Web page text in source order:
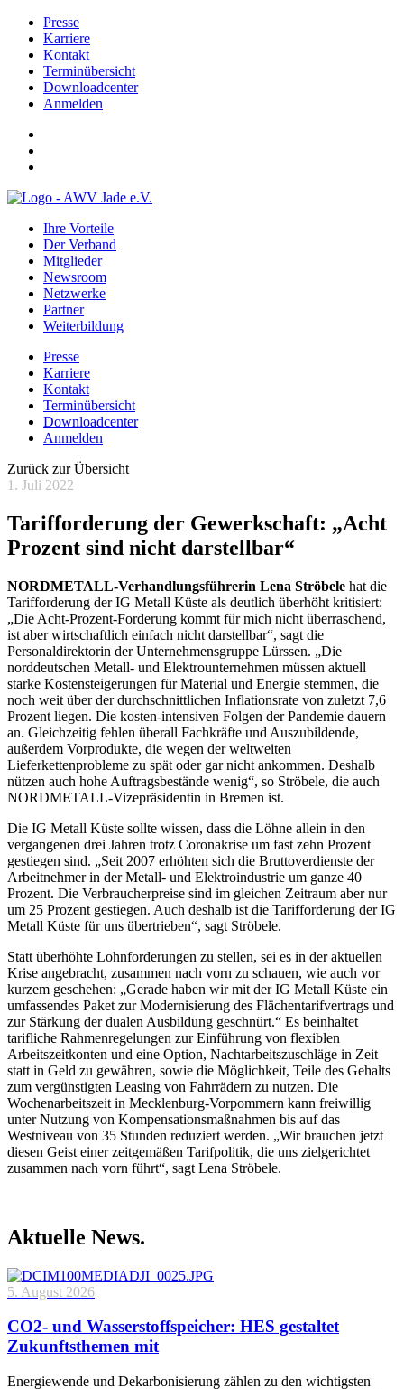
Presse
Karriere
Kontakt
Terminübersicht
Downloadcenter
Anmelden
Ihre Vorteile
Der Verband
Mitglieder
Newsroom
Netzwerke
Partner
Weiterbildung
Presse
Karriere
Kontakt
Terminübersicht
Downloadcenter
Anmelden
Zurück zur Übersicht
1. Juli 2022
Tarifforderung der Gewerkschaft: „Acht
Prozent sind nicht darstellbar“
NORDMETALL-Verhandlungsführerin Lena Ströbele hat die
Tarifforderung der IG Metall Küste als deutlich überhöht kritisiert:
„Die Acht-Prozent-Forderung kommt für mich nicht überraschend,
ist aber wirtschaftlich einfach nicht darstellbar“, sagt die
Personaldirektorin der Unternehmensgruppe Lürssen. „Die
norddeutschen Metall- und Elektrounternehmen müssen aktuell
starke Kostensteigerungen für Material und Energie stemmen, die
noch weit über der durchschnittlichen Inflationsrate von zuletzt 7,6
Prozent liegen. Die kosten-intensiven Folgen der Pandemie dauern
an. Gleichzeitig fehlen überall Fachkräfte und Auszubildende,
außerdem Vorprodukte, die wegen der weltweiten
Lieferkettenprobleme zu spät oder gar nicht ankommen. Deshalb
nützen auch hohe Auftragsbestände wenig“, so Ströbele, die auch
NORDMETALL-Vizepräsidentin in Bremen ist.
Die IG Metall Küste sollte wissen, dass die Löhne allein in den
vergangenen drei Jahren trotz Coronakrise um fast zehn Prozent
gestiegen sind. „Seit 2007 erhöhten sich die Bruttoverdienste der
Arbeitnehmer in der Metall- und Elektroindustrie um ganze 40
Prozent. Die Verbraucherpreise sind im gleichen Zeitraum aber nur
um 25 Prozent gestiegen. Auch deshalb ist die Tarifforderung der IG
Metall Küste für uns übertrieben“, sagt Ströbele.
Statt überhöhte Lohnforderungen zu stellen, sei es in der aktuellen
Krise angebracht, zusammen nach vorn zu schauen, wie auch vor
kurzem geschehen: „Gerade haben wir mit der IG Metall Küste ein
umfassendes Paket zur Modernisierung des Flächentarifvertrags und
zur Stärkung der dualen Ausbildung geschnürt.“ Es beinhaltet
tarifliche Rahmenregelungen zur Einführung von flexiblen
Arbeitszeitkonten und eine Option, Nachtarbeitszuschläge in Zeit
statt in Geld zu gewähren, sowie die Möglichkeit, Teile des Gehalts
zum vergünstigten Leasing von Fahrrädern zu nutzen. Die
Wochenarbeitszeit in Mecklenburg-Vorpommern kann freiwillig
unter Nutzung von Kompensationsmaßnahmen bis auf das
Westniveau von 35 Stunden reduziert werden. „Wir brauchen jetzt
diesen Geist einer zeitgemäßen Tarifpolitik, die uns zielgerichtet
zusammen nach vorn führt“, sagt Lena Ströbele.
Aktuelle News.
5. August 2026
CO2- und Wasserstoffspeicher: HES gestaltet
Zukunftsthemen mit
Energiewende und Dekarbonisierung zählen zu den wichtigsten